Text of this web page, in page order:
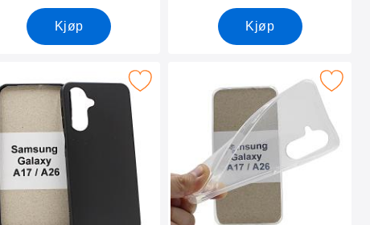
Kjøp Kjøp
Galaxy A17 som favoritt
tPU Deksel Samsung Galaxy A17 som favoritt
Merk ultra Thin TPU Deksel Samsung